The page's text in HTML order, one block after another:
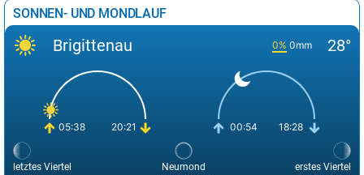
SONNEN- UND MONDLAUF
Brigittenau 0% 0mm 28°
05:38 20:21 00:54 18:28
letztes Viertel
Neumond
erstes Viertel